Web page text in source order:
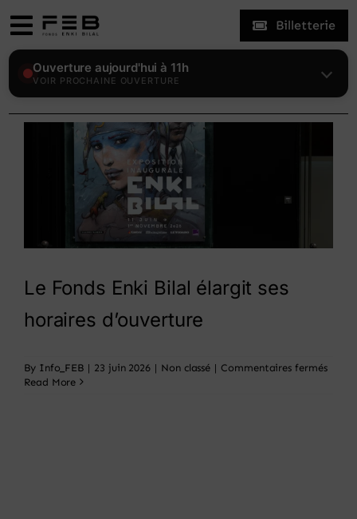
to
Ouverture aujourd'hui à 11h
VOIR PROCHAINE OUVERTURE
Toggle
Navigation
Expositions
Le Fonds
Mon compte
Panier
Billetterie
Le Fonds Enki Bilal élargit ses
horaires d’ouverture
By Info_FEB | 23 juin 2026 | Non classé | Commentaires ferméssur
Read More